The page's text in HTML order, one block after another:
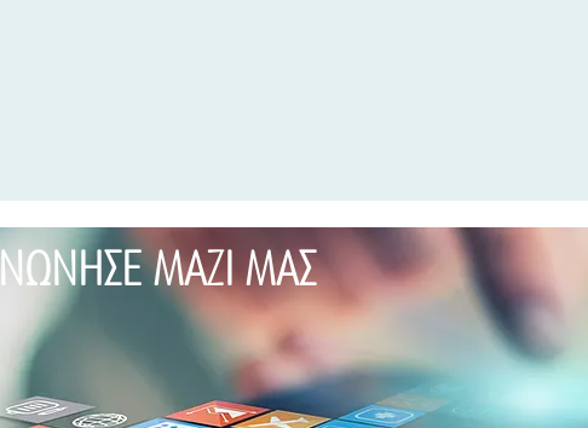
ΜΑΖΙ ΜΑΣ